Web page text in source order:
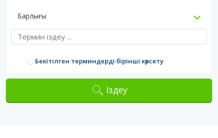
Барлығы
Бекітілген терминдерді бірінші көрсету
Іздеу